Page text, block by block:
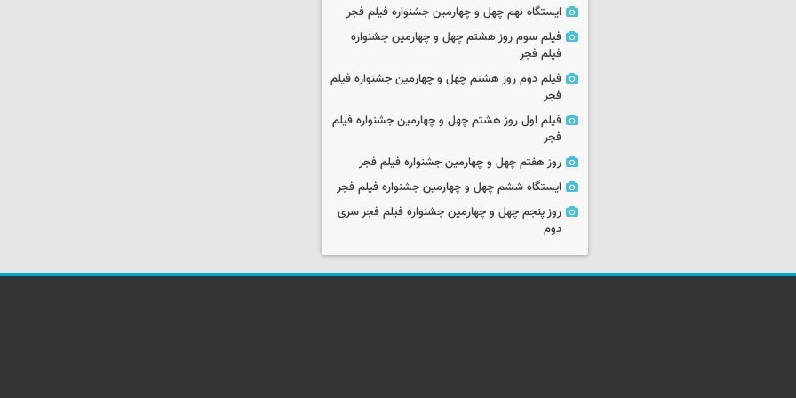
ایستگاه نهم چهل و چهارمین جشنواره فیلم فجر
فیلم سوم روز هشتم چهل و چهارمین جشنواره
فیلم فجر
فیلم دوم روز هشتم چهل و چهارمین جشنواره فیلم
فجر
فیلم اول روز هشتم چهل و چهارمین جشنواره فیلم
فجر
روز هفتم چهل و چهارمین جشنواره فیلم فجر
ایستگاه ششم چهل و چهارمین جشنواره فیلم فجر
روز پنجم چهل و چهارمین جشنواره فیلم فجر سری
دوم